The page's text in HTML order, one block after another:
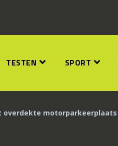
TESTEN SPORT
overdekte